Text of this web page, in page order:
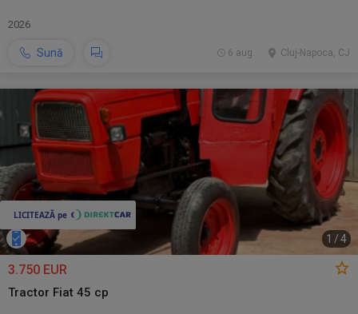
2026
Sună Cluj-Napoca, CJ
6 aug.
1 /4
3.750 EUR
Tractor Fiat 45 cp